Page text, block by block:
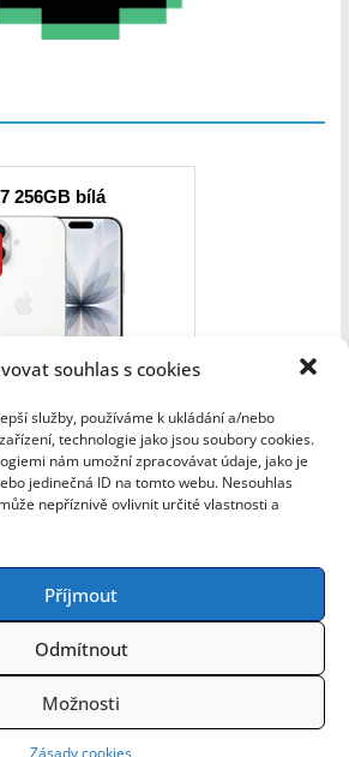
souhlas s cookies
služby, používáme k ukládání a/nebo
technologie jako jsou soubory cookies.
nám umožní zpracovávat údaje, jako je
jedinečná ID na tomto webu. Nesouhlas
nepříznivě ovlivnit určité vlastnosti a
Příjmout
Odmítnout
Možnosti
Zásady cookies
A-Byte: Geek Blog
vyhrazena.
ThemeGrill. PoužívámeWordPress(v
češtině).